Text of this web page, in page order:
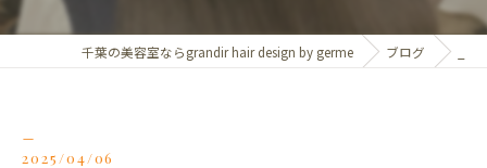
千葉の美容室ならgrandir hair design by germe ブログ
2025/04/06